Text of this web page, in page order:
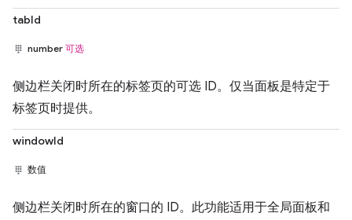
tabId
number 可选
侧边栏关闭时所在的标签页的可选 ID。仅当面板是特定于
标签页时提供。
windowId
数值
侧边栏关闭时所在的窗口的 ID。此功能适用于全局面板和